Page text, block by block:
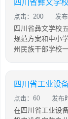
点击：200 发
四川省彝文学校
规范方案和中小
州民族干部学校
四川省工业设
点击：60 发布
在四川省工业设